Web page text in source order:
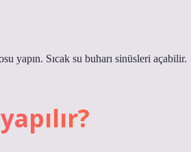
yapın. Sıcak su buharı sinüsleri açabilir.